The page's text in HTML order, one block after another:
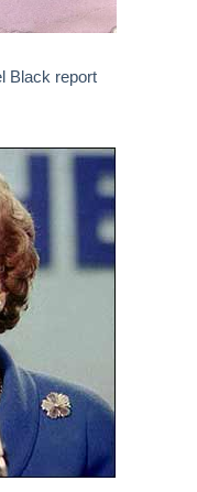
Black report